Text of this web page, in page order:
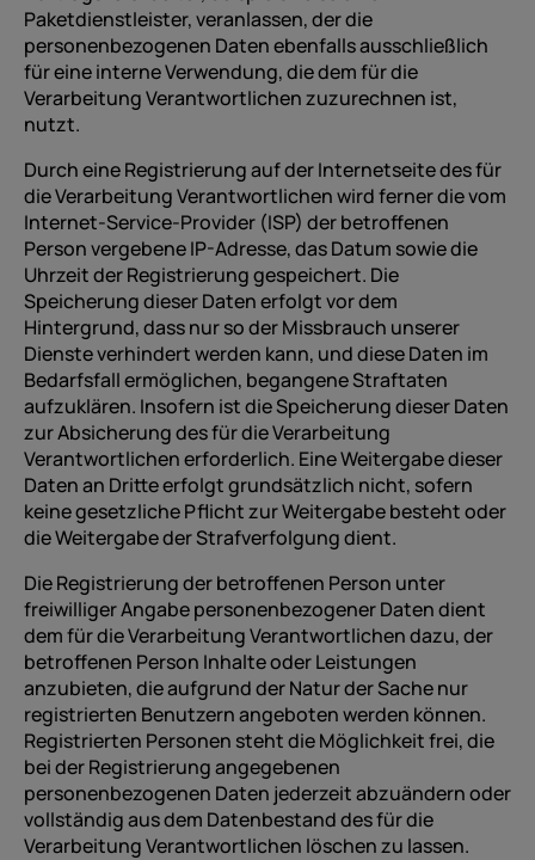
Paketdienstleister, veranlassen, der die
personenbezogenen Daten ebenfalls ausschließlich
für eine interne Verwendung, die dem für die
Verarbeitung Verantwortlichen zuzurechnen ist,
nutzt.
Durch eine Registrierung auf der Internetseite des für
die Verarbeitung Verantwortlichen wird ferner die vom
Internet-Service-Provider (ISP) der betroffenen
Person vergebene IP-Adresse, das Datum sowie die
Uhrzeit der Registrierung gespeichert. Die
Speicherung dieser Daten erfolgt vor dem
Hintergrund, dass nur so der Missbrauch unserer
Dienste verhindert werden kann, und diese Daten im
Bedarfsfall ermöglichen, begangene Straftaten
aufzuklären. Insofern ist die Speicherung dieser Daten
zur Absicherung des für die Verarbeitung
Verantwortlichen erforderlich. Eine Weitergabe dieser
Daten an Dritte erfolgt grundsätzlich nicht, sofern
keine gesetzliche Pflicht zur Weitergabe besteht oder
die Weitergabe der Strafverfolgung dient.
Die Registrierung der betroffenen Person unter
freiwilliger Angabe personenbezogener Daten dient
dem für die Verarbeitung Verantwortlichen dazu, der
betroffenen Person Inhalte oder Leistungen
anzubieten, die aufgrund der Natur der Sache nur
registrierten Benutzern angeboten werden können.
Registrierten Personen steht die Möglichkeit frei, die
bei der Registrierung angegebenen
personenbezogenen Daten jederzeit abzuändern oder
vollständig aus dem Datenbestand des für die
Verarbeitung Verantwortlichen löschen zu lassen.